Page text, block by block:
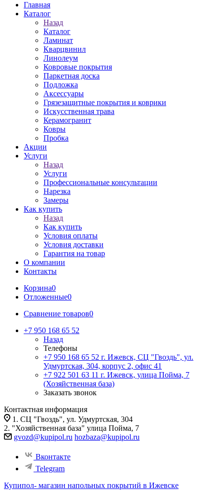
Главная
Каталог
Назад
Каталог
Ламинат
Кварцвинил
Линолеум
Ковровые покрытия
Паркетная доска
Подложка
Аксессуары
Грязезащитные покрытия и коврики
Искусственная трава
Керамогранит
Ковры
Пробка
Акции
Услуги
Назад
Услуги
Профессиональные консультации
Нарезка
Замеры
Как купить
Назад
Как купить
Условия оплаты
Условия доставки
Гарантия на товар
О компании
Контакты
Корзина0
Отложенные0
Сравнение товаров0
+7 950 168 65 52
Назад
Телефоны
+7 950 168 65 52 г. Ижевск, СЦ "Гвоздь", ул.
Удмуртская, 304, корпус 2, офис 41
+7 922 501 63 11 г. Ижевск, улица Пойма, 7
(Хозяйственная база)
Заказать звонок
Контактная информация
1. СЦ "Гвоздь", ул. Удмуртская, 304
2. "Хозяйственная база" улица Пойма, 7
gvozd@kupipol.ru hozbaza@kupipol.ru
Вконтакте
Telegram
Купипол- магазин напольных покрытий в Ижевске